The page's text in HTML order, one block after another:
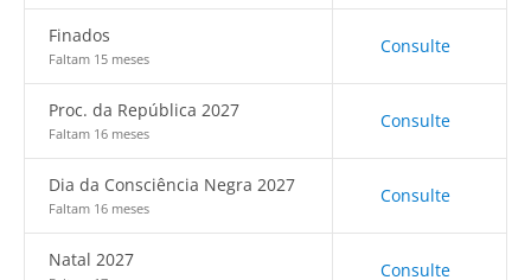
Finados
Faltam 15 meses
Consulte
Proc. da República 2027
Faltam 16 meses
Consulte
Dia da Consciência Negra 2027
Faltam 16 meses
Consulte
Natal 2027 Consulte